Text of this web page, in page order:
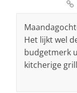
Het lijkt wel
budgetmerk
kitcherige